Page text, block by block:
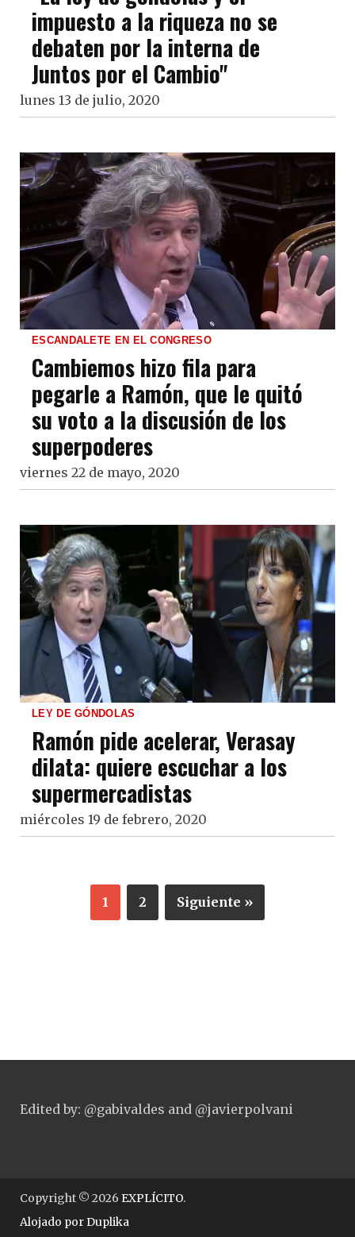
impuesto a la riqueza no se
debaten por la interna de
Juntos por el Cambio"
lunes 13 de julio, 2020
ESCANDALETE EN EL CONGRESO
Cambiemos hizo fila para
pegarle a Ramón, que le quitó
su voto a la discusión de los
superpoderes
viernes 22 de mayo, 2020
LEY DE GÓNDOLAS
Ramón pide acelerar, Verasay
dilata: quiere escuchar a los
supermercadistas
miércoles 19 de febrero, 2020
1 2 Siguiente »
Edited by: @gabivaldes and @javierpolvani
Copyright © 2026 EXPLÍCITO.
Alojado porDuplika